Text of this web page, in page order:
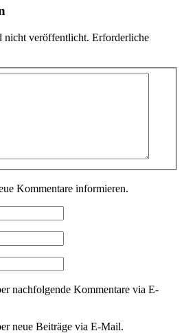
nicht veröffentlicht. Erforderliche
Kommentare informieren.
nachfolgende Kommentare via E-
neue Beiträge via E-Mail.